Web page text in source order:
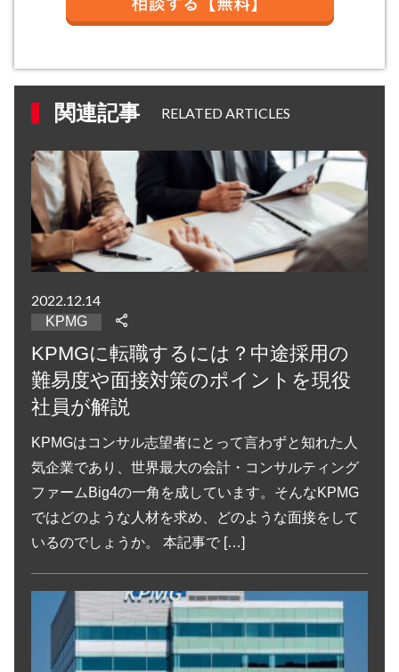
関連記事 RELATED ARTICLES
2022.12.14
KPMG
KPMGに転職するには？中途採用の
難易度や面接対策のポイントを現役
社員が解説
KPMGはコンサル志望者にとって言わずと知れた人
気企業であり、世界最大の会計・コンサルティング
ファームBig4の一角を成しています。そんなKPMG
ではどのような人材を求め、どのような面接をして
いるのでしょうか。 本記事で […]